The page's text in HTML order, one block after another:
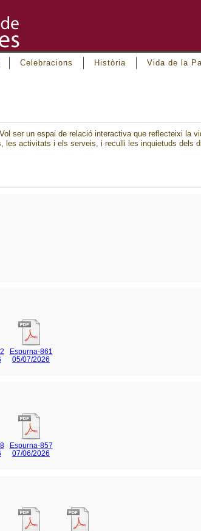
Celebracions Història Vida de la
ser un espai de relació interactiva que reflecteixi la
les activitats i els serveis, i reculli les inquietuds dels
Espurna-861
05/07/2026
Espurna-857
07/06/2026